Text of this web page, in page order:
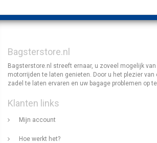
Bagsterstore.nl
Bagsterstore.nl streeft ernaar, u zoveel mogelijk van
motorrijden te laten genieten. Door u het plezier van
zadel te laten ervaren en uw bagage problemen op
Klanten links
Mijn account
Hoe werkt het?